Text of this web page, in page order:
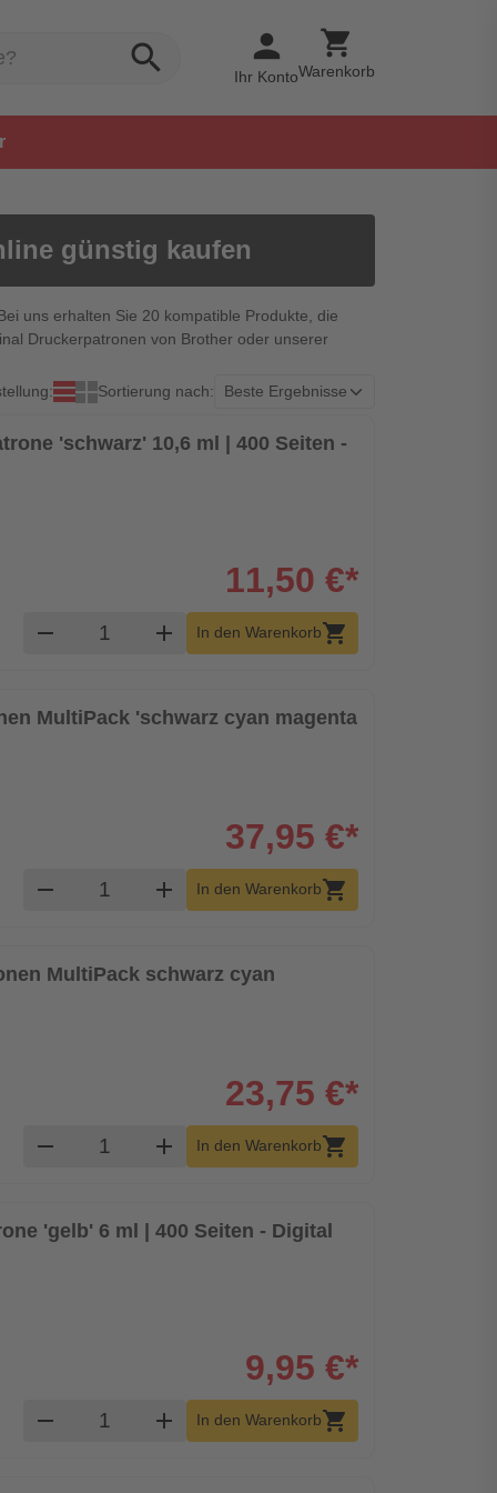
search person
Ihr Konto
shopping_cart
Warenkorb
günstig kaufen
uns erhalten Sie 20 kompatible Produkte, die
Druckerpatronen von Brother oder unserer
Sortierung nach:
'schwarz' 10,6 ml | 400 Seiten -
11,50 €*
remove Produkt Warenkorb Menge
add In den Warenkorbshopping_cart
MultiPack 'schwarz cyan magenta
37,95 €*
remove Produkt Warenkorb Menge
add In den Warenkorbshopping_cart
MultiPack schwarz cyan
23,75 €*
remove Produkt Warenkorb Menge
add In den Warenkorbshopping_cart
'gelb' 6 ml | 400 Seiten - Digital
9,95 €*
remove Produkt Warenkorb Menge
add In den Warenkorbshopping_cart